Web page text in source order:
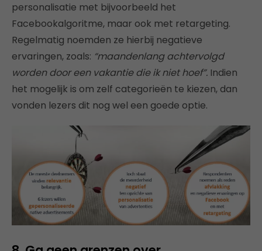
personalisatie met bijvoorbeeld het
Facebookalgoritme, maar ook met retargeting.
Regelmatig noemden ze hierbij negatieve
ervaringen, zoals: “maandenlang achtervolgd
worden door een vakantie die ik niet hoef”. Indien
het mogelijk is om zelf categorieën te kiezen, dan
vonden lezers dit nog wel een goede optie.